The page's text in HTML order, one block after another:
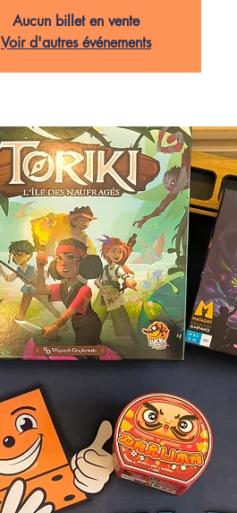
Aucun billet en vente
Voir d'autres événements